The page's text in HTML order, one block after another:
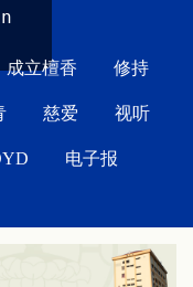
成立檀香 修持
慈爱 视听
电子报